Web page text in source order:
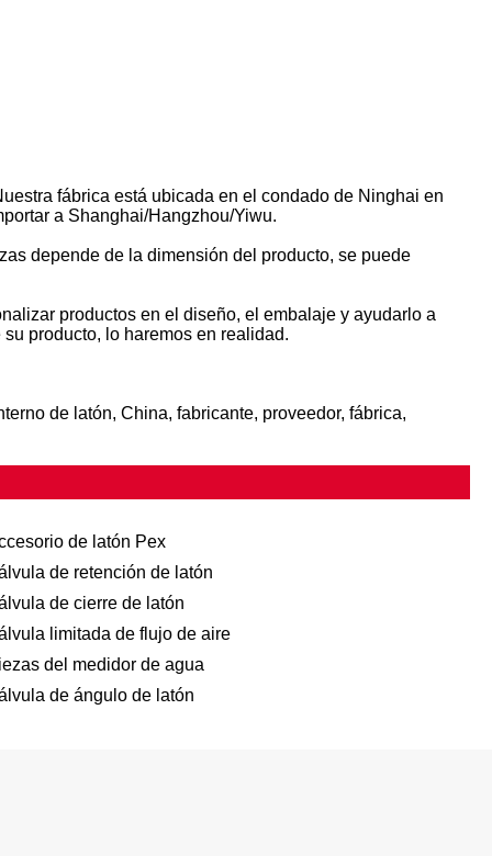
fábrica está ubicada en el condado de Ninghai en
a Shanghai/Hangzhou/Yiwu.
depende de la dimensión del producto, se puede
productos en el diseño, el embalaje y ayudarlo a
producto, lo haremos en realidad.
de latón, China, fabricante, proveedor, fábrica,
de latón Pex
de retención de latón
de cierre de latón
limitada de flujo de aire
del medidor de agua
de ángulo de latón